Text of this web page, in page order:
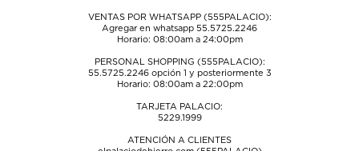
VENTAS POR WHATSAPP (555PALACIO):
Agregar en whatsapp 55.5725.2246
Horario: 08:00am a 24:00pm
PERSONAL SHOPPING (555PALACIO):
55.5725.2246opción 1 y posteriormente 3
Horario: 08:00am a 22:00pm
TARJETA PALACIO:
5229.1999
ATENCIÓN A CLIENTES